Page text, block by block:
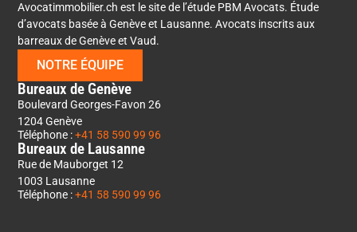
Avocatimmobilier.ch est le site de l’étude PBM Avocats. Étude
d’avocats basée à Genève et Lausanne. Avocats inscrits aux
barreaux de Genève et Vaud.
NOTRE ÉQUIPE
Bureaux de Genève
Boulevard Georges-Favon 26
1204 Genève
Téléphone :+41 58 590 99 96
Bureaux de Lausanne
Rue de Mauborget 12
1003 Lausanne
Téléphone :+41 58 590 99 96